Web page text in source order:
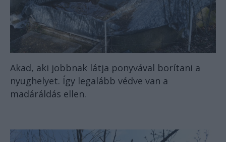
Akad, aki jobbnak látja ponyvával borítani a
nyughelyet. Így legalább védve van a
madáráldás ellen.